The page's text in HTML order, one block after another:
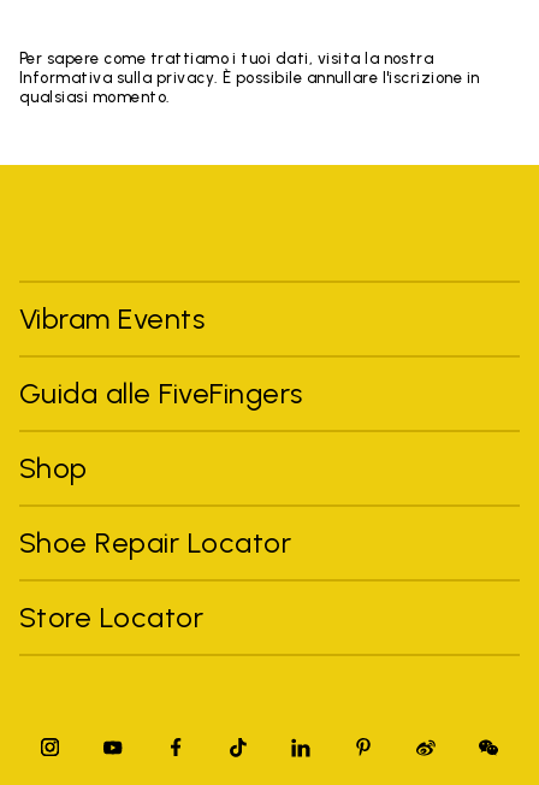
Per sapere come trattiamo i tuoi dati, visita la nostra
Informativa sulla privacy. È possibile annullare l'iscrizione in
qualsiasi momento.
Vibram Events
Guida alle FiveFingers
Shop
Shoe Repair Locator
Store Locator